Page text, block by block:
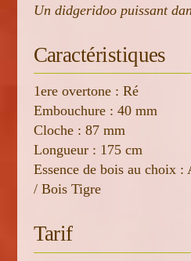
Un didgeridoo puissant
Caractéristiques
1ere overtone : Ré
Embouchure : 40 mm
Cloche : 87 mm
Longueur : 175 cm
Essence de bois au choix
/ Bois Tigre
Tarif